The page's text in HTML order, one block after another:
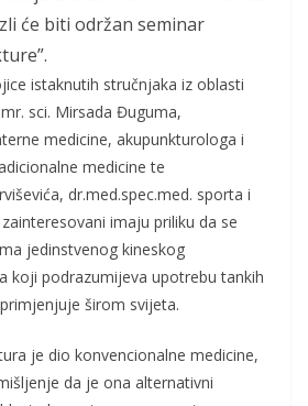
će biti održan seminar
istaknutih stručnjaka iz oblasti
sci. Mirsada Đuguma,
medicine, akupunkturologa i
medicine te
dr.med.spec.med. sporta i
imaju priliku da se
jedinstvenog kineskog
koji podrazumijeva upotrebu tankih
širom svijeta.
je dio konvencionalne medicine,
da je ona alternativni